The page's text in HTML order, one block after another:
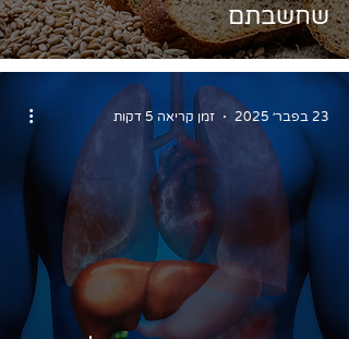
שחשבתם
23 בפבר׳ 2025 זמן קריאה 5 דקות